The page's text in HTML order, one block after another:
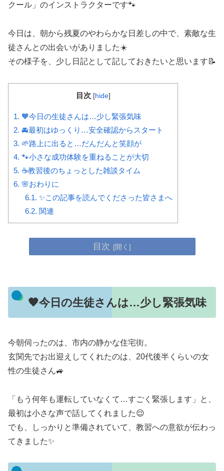
クール」のインストラクターです🐾
今日は、朝から残夏のやわらかな日差しの中で、素敵な生
徒さんとの出会いがありました☀️
その様子を、少し日記として記しておきたいと思います📝
目次 [hide]
1. 🧡今日の生徒さんは…少し緊張気味
2. 🚘最初はゆっくり…安全確認からスタート
3. 🌱路上に出ると…だんだんと笑顔が
4. 🐾小さな成功体験を重ねることが大切
5. ☕教習後のちょっとした雑談タイム
6. 🌸おわりに
6.1. ✨この記事を読んでくださった皆さまへ
6.2. 関連
目次
🧡今日の生徒さんは…少し緊張気味
今朝伺ったのは、市内の静かな住宅街。
玄関先でお出迎えしてくれたのは、20代後半くらいの女
性の生徒さん🚙
「もう何年も運転していなくて…すごく緊張します」と、
最初は小さな声で話してくれました😌
でも、しっかりと準備されていて、教習への意欲が伝わっ
てきました✨